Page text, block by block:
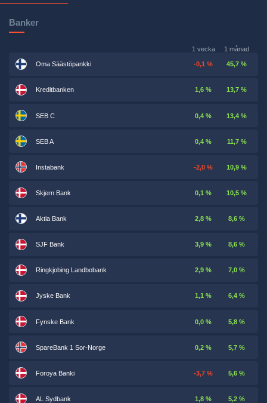
Banker
1 vecka 1 månad
Oma Säästöpankki -0,1 % 45,7 %
Kreditbanken 1,6 % 13,7 %
SEB C 0,4 % 13,4 %
SEB A 0,4 % 11,7 %
Instabank -2,0 % 10,9 %
Skjern Bank 0,1 % 10,5 %
Aktia Bank 2,8 % 8,6 %
SJF Bank 3,9 % 8,6 %
Ringkjobing Landbobank 2,9 % 7,0 %
Jyske Bank 1,1 % 6,4 %
Fynske Bank 0,0 % 5,8 %
SpareBank 1 Sor-Norge 0,2 % 5,7 %
Foroya Banki -3,7 % 5,6 %
AL Sydbank 1,8 % 5,2 %